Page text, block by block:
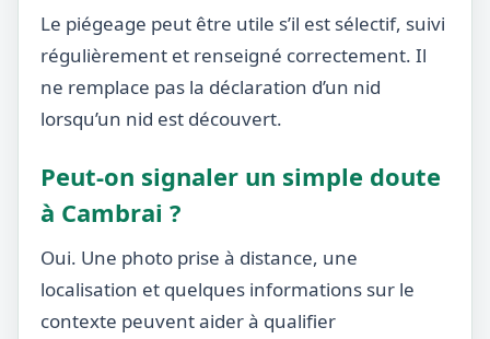
Le piégeage peut être utile s’il est sélectif, suivi
régulièrement et renseigné correctement. Il
ne remplace pas la déclaration d’un nid
lorsqu’un nid est découvert.
Peut-on signaler un simple doute
à Cambrai ?
Oui. Une photo prise à distance, une
localisation et quelques informations sur le
contexte peuvent aider à qualifier